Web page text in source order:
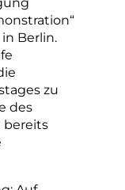
Berlin.
zu
des
bereits